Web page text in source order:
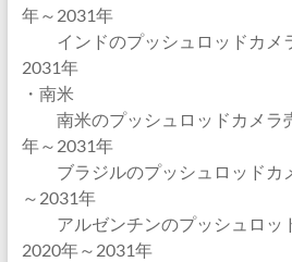
年～2031年
インドのプッシュロッドカメ
2031年
・南米
南米のプッシュロッドカメラ
年～2031年
ブラジルのプッシュロッドカ
～2031年
アルゼンチンのプッシュロッド
2020年～2031年